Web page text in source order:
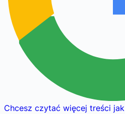
Chcesz czytać więcej treści jak